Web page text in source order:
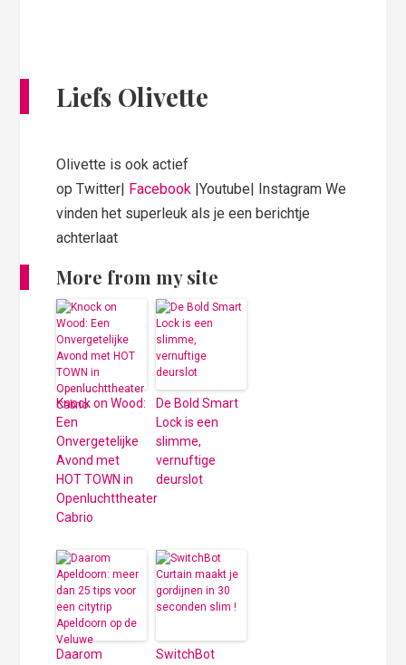
Liefs Olivette
Olivette is ook actief
op Twitter|
Facebook |Youtube| Instagram We
vinden het superleuk als je een berichtje
achterlaat
More from my site
Knock on Wood:
Een
Onvergetelijke
Avond met
HOT TOWN in
Openluchttheater
Cabrio
De Bold Smart
Lock is een
slimme,
vernuftige
deurslot
Daarom
SwitchBot